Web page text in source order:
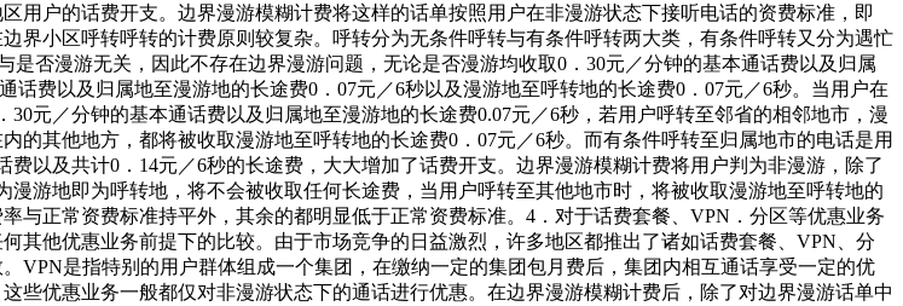
用户的话费开支。边界漫游模糊计费将这样的话单按照用户在非漫游状态下接听电话的资费标准，即
界小区呼转呼转的计费原则较复杂。呼转分为无条件呼转与有条件呼转两大类，有条件呼转又分为遇忙
否漫游无关，因此不存在边界漫游问题，无论是否漫游均收取0．30元／分钟的基本通话费以及归属
费以及归属地至漫游地的长途费0．07元／6秒以及漫游地至呼转地的长途费0．07元／6秒。当用户在
元／分钟的基本通话费以及归属地至漫游地的长途费0.07元／6秒，若用户呼转至邻省的相邻地市，漫
其他地方，都将被收取漫游地至呼转地的长途费0．07元／6秒。而有条件呼转至归属地市的电话是用
以及共计0．14元／6秒的长途费，大大增加了话费开支。边界漫游模糊计费将用户判为非漫游，除了
游地即为呼转地，将不会被收取任何长途费，当用户呼转至其他地市时，将被收取漫游地至呼转地的
与正常资费标准持平外，其余的都明显低于正常资费标准。4．对于话费套餐、VPN．分区等优惠业务
其他优惠业务前提下的比较。由于市场竞争的日益激烈，许多地区都推出了诸如话费套餐、VPN、分
VPN是指特别的用户群体组成一个集团，在缴纳一定的集团包月费后，集团内相互通话享受一定的优
些优惠业务一般都仅对非漫游状态下的通话进行优惠。在边界漫游模糊计费后，除了对边界漫游话单中